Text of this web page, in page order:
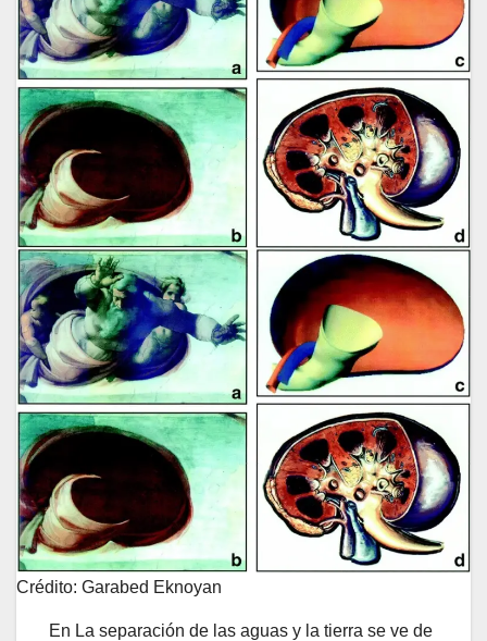
Crédito: Garabed Eknoyan
En La separación de las aguas y la tierra se ve de